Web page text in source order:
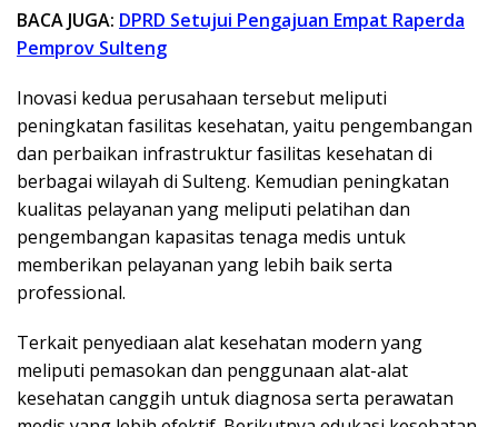
BACA JUGA: DPRD Setujui Pengajuan Empat Raperda
Pemprov Sulteng
Inovasi kedua perusahaan tersebut meliputi
peningkatan fasilitas kesehatan, yaitu pengembangan
dan perbaikan infrastruktur fasilitas kesehatan di
berbagai wilayah di Sulteng. Kemudian peningkatan
kualitas pelayanan yang meliputi pelatihan dan
pengembangan kapasitas tenaga medis untuk
memberikan pelayanan yang lebih baik serta
professional.
Terkait penyediaan alat kesehatan modern yang
meliputi pemasokan dan penggunaan alat-alat
kesehatan canggih untuk diagnosa serta perawatan